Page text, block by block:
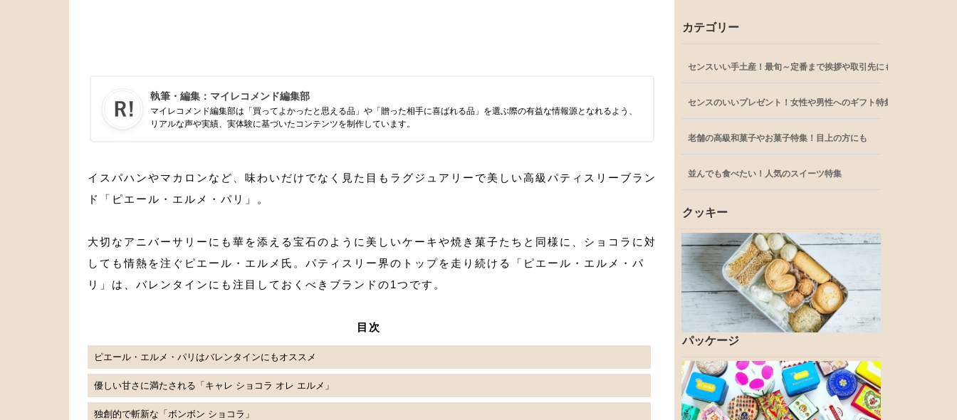
執筆・編集： マイレコメンド編集部
マイレコメンド編集部は「買ってよかったと思える品」や「贈った相手に喜ばれる品」を選ぶ際の有益な情報源となれるよう、
リアルな声や実績、実体験に基づいたコンテンツを制作しています。
イスパハンやマカロンなど、味わいだけでなく見た目もラグジュアリーで美しい高級パティスリーブラン
ド「ピエール・エルメ・パリ」。
大切なアニバーサリーにも華を添える宝石のように美しいケーキや焼き菓子たちと同様に、ショコラに対
しても情熱を注ぐピエール・エルメ氏。パティスリー界のトップを走り続ける「ピエール・エルメ・パ
リ」は、バレンタインにも注目しておくべきブランドの1つです。
目次
ピエール・エルメ・パリはバレンタインにもオススメ
優しい甘さに満たされる「キャレ ショコラ オレ エルメ」
独創的で斬新な「ボンボン ショコラ」
カテゴリー
センスいい手土産！最旬～定番まで挨拶や取引先にも
センスのいいプレゼント！女性や男性へのギフト特集
老舗の高級和菓子やお菓子特集！目上の方にも
並んでも食べたい！人気のスイーツ特集
クッキー
パッケージ